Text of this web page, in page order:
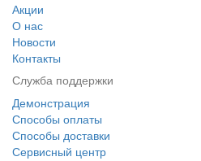
Акции
О нас
Новости
Контакты
Служба поддержки
Демонстрация
Способы оплаты
Способы доставки
Сервисный центр